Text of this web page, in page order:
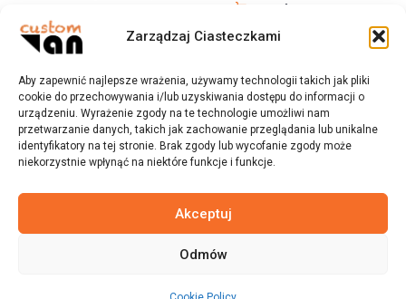
Zarządzaj Ciasteczkami
Aby zapewnić najlepsze wrażenia, używamy technologii takich jak pliki
cookie do przechowywania i/lub uzyskiwania dostępu do informacji o
urządzeniu. Wyrażenie zgody na te technologie umożliwi nam
przetwarzanie danych, takich jak zachowanie przeglądania lub unikalne
identyfikatory na tej stronie. Brak zgody lub wycofanie zgody może
niekorzystnie wpłynąć na niektóre funkcje i funkcje.
Akceptuj
Odmów